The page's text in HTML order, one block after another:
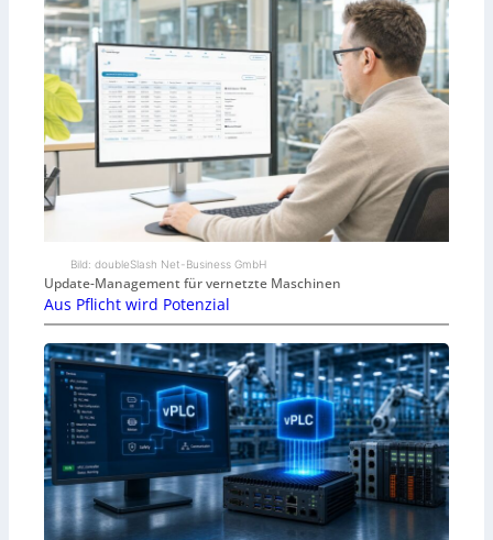
Bild: doubleSlash Net-Business GmbH
Update-Management für vernetzte Maschinen
Aus Pflicht wird Potenzial